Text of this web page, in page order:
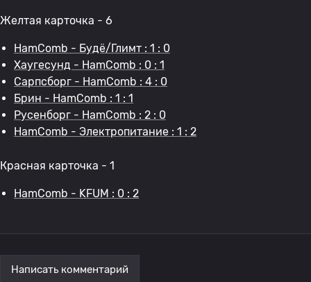
Желтая карточка - 6
HamComb - Будё/Глимт : 1 : 0
Хаугесунд - HamComb : 0 : 1
Сарпсборг - HamComb : 4 : 0
Брин - HamComb : 1 : 1
Русенборг - HamComb : 2 : 0
HamComb - Электропитание : 1 : 2
Красная карточка - 1
HamComb - KFUM : 0 : 2
Написать комментарий